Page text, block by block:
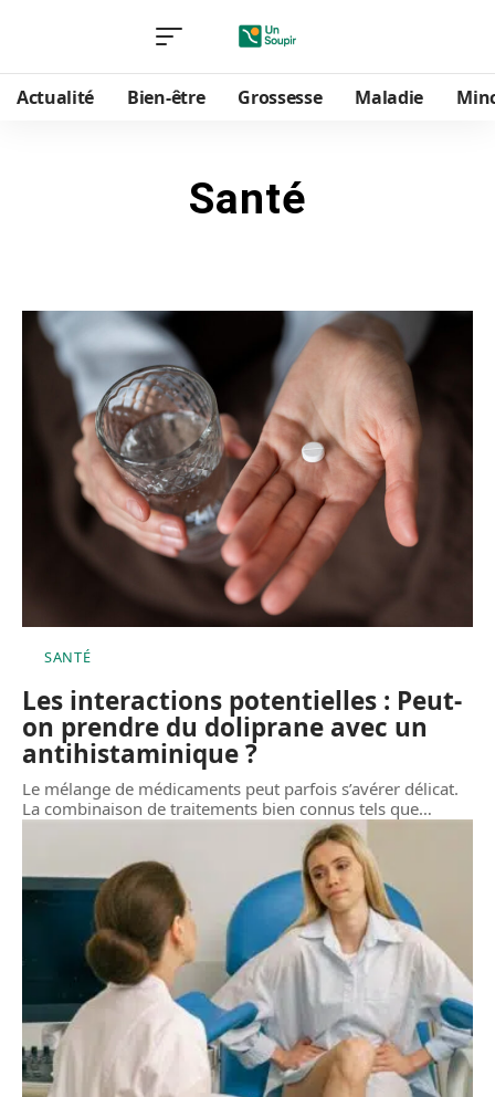
Actualité Bien-être Grossesse Maladie
Santé
SANTÉ
Les interactions potentielles : Peut-
on prendre du doliprane avec un
antihistaminique ?
Le mélange de médicaments peut parfois s’avérer délicat.
La combinaison de traitements bien connus tels que…